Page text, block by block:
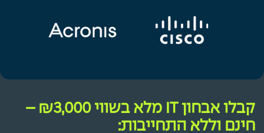
קבלו אבחון IT מלא בשווי ₪3,000 –
חינם וללא התחייבות: